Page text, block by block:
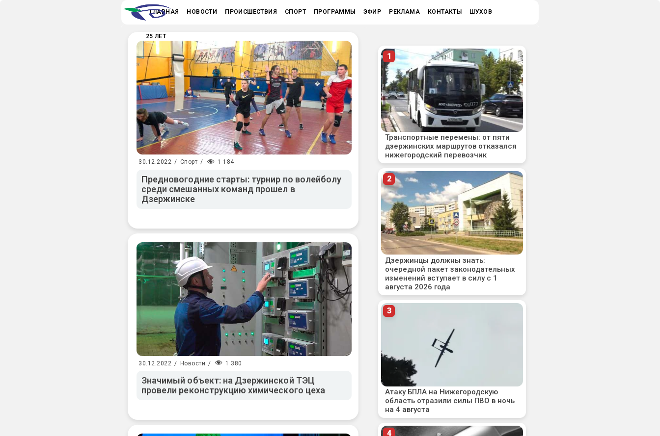
ГЛАВНАЯ НОВОСТИ ПРОИСШЕСТВИЯ СПОРТ ПРОГРАММЫ ЭФИР РЕКЛАМА КОНТАКТЫ ШУХОВ
25 ЛЕТ
30.12.2022 / Спорт / 1 184
Предновогодние старты: турнир по волейболу
среди смешанных команд прошел в
Дзержинске
30.12.2022 / Новости / 1 380
Значимый объект: на Дзержинской ТЭЦ
провели реконструкцию химического цеха